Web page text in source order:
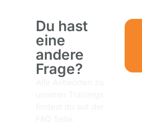
Du hast
eine
andere
Frage?